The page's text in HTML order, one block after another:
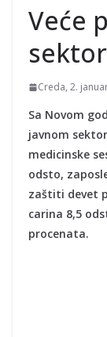
Veće
Creda, 2.
Sa Novom
javnom
medicinske
odsto,
zaštiti devet
carina 8,5
procenata.